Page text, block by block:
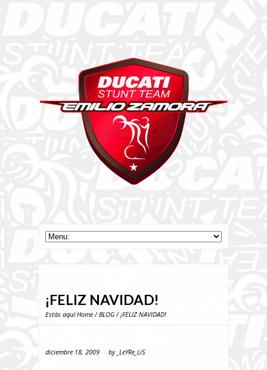
¡FELIZ NAVIDAD!
Estás aquí:Home/BLOG/ ¡FELIZ NAVIDAD!
diciembre 18, 2009 by _LeYRe_LiS